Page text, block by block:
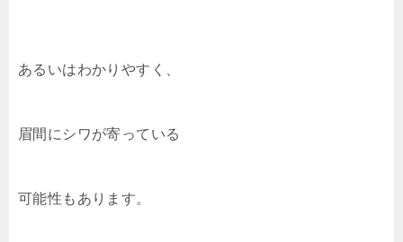
あるいはわかりやすく、
眉間にシワが寄っている
可能性もあります。